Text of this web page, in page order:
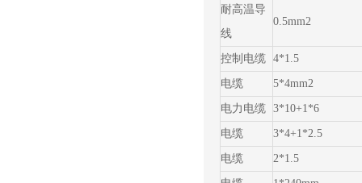
耐高温导
线
0.5mm2
控制电缆 4*1.5
电缆 5*4mm2
电力电缆 3*10+1*6
电缆 3*4+1*2.5
电缆 2*1.5